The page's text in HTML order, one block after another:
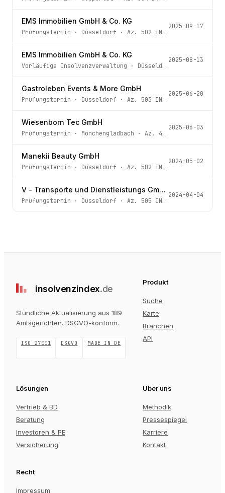
EMS Immobilien GmbH & Co. KG
Prüfungstermin · Düsseldorf · Az. 502 IN 165/25
2025-09-17
EMS Immobilien GmbH & Co. KG
Vorläufige Insolvenzverwaltung · Düsseldorf
2025-08-13
Gastroleben Events & More GmbH
Prüfungstermin · Düsseldorf · Az. 503 IN 6/25
2025-06-20
Wiesenborn Tec GmbH
Prüfungstermin · Mönchengladbach · Az. 45 IN 8/25
2025-06-03
Manekii Beauty GmbH
Prüfungstermin · Düsseldorf · Az. 502 IN 41/24
2024-05-02
V - Transporte und Dienstleistungs GmbH
Prüfungstermin · Düsseldorf · Az. 505 IN 207/23
2024-04-04
insolvenzindex.de
Stündliche Aktualisierung aus 189
Amtsgerichten. DSGVO-konform.
ISO 27001 DSGVO MADE IN DE
Produkt
Suche
Karte
Branchen
API
Lösungen
Vertrieb & BD
Beratung
Investoren & PE
Versicherung
Über uns
Methodik
Pressespiegel
Karriere
Kontakt
Recht
Impressum